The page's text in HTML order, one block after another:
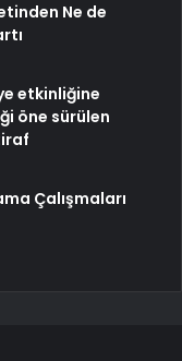
Ne de
etkinliğine
öne sürülen
Çalışmaları